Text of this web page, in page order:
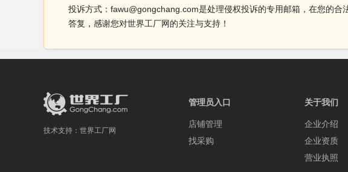
投诉方式：fawu@gongchang.com是处理侵权投诉的专用邮箱，在您的
答复，感谢您对世界工厂网的关注与支持！
技术支持： 世界工厂网
管理员入口
店铺管理
找采购
关于我们
企业介绍
企业资质
营业执照